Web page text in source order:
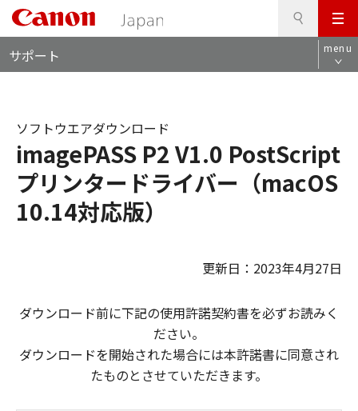
メ
ニ
ュ
サポート menu
imagePASS P2 V1.0 PostScript
プリンタードライバー（macOS
10.14対応版）
ソフトウエアダウンロード
更新日：2023年4月27日
ダウンロード前に下記の使用許諾契約書を必ずお読みく
ださい。
ダウンロードを開始された場合には本許諾書に同意され
たものとさせていただきます。